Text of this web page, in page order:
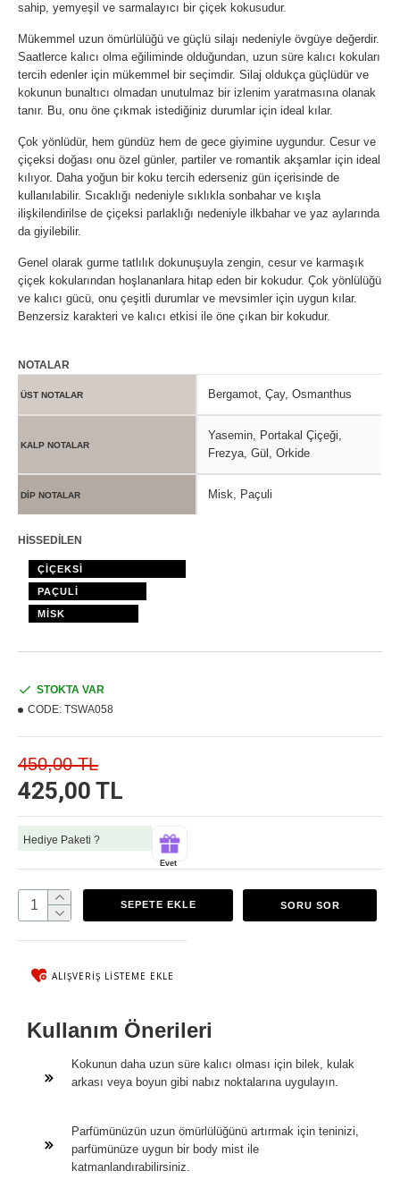
sahip, yemyeşil ve sarmalayıcı bir çiçek kokusudur.
Mükemmel uzun ömürlülüğü ve güçlü silajı nedeniyle övgüye değerdir.
Saatlerce kalıcı olma eğiliminde olduğundan, uzun süre kalıcı kokuları
tercih edenler için mükemmel bir seçimdir. Silaj oldukça güçlüdür ve
kokunun bunaltıcı olmadan unutulmaz bir izlenim yaratmasına olanak
tanır. Bu, onu öne çıkmak istediğiniz durumlar için ideal kılar.
Çok yönlüdür, hem gündüz hem de gece giyimine uygundur. Cesur ve
çiçeksi doğası onu özel günler, partiler ve romantik akşamlar için ideal
kılıyor. Daha yoğun bir koku tercih ederseniz gün içerisinde de
kullanılabilir. Sıcaklığı nedeniyle sıklıkla sonbahar ve kışla
ilişkilendirilse de çiçeksi parlaklığı nedeniyle ilkbahar ve yaz aylarında
da giyilebilir.
Genel olarak gurme tatlılık dokunuşuyla zengin, cesur ve karmaşık
çiçek kokularından hoşlananlara hitap eden bir kokudur. Çok yönlülüğü
ve kalıcı gücü, onu çeşitli durumlar ve mevsimler için uygun kılar.
Benzersiz karakteri ve kalıcı etkisi ile öne çıkan bir kokudur.
NOTALAR
ÜST NOTALAR Bergamot, Çay, Osmanthus
KALP NOTALAR
Yasemin, Portakal Çiçeği,
Frezya, Gül, Orkide
DİP NOTALAR Misk, Paçuli
HİSSEDİLEN
ÇİÇEKSİ
PAÇULİ
MİSK
425,00 TL
450,00 TL
STOKTA VAR
CODE: TSWA058
Hediye Paketi ?
Evet
SEPETE EKLE SORU SOR
ALIŞVERIŞ LISTEME EKLE
Kullanım Önerileri
Kokunun daha uzun süre kalıcı olması için bilek, kulak
arkası veya boyun gibi nabız noktalarına uygulayın.
Parfümünüzün uzun ömürlülüğünü artırmak için teninizi,
parfümünüze uygun bir body mist ile
katmanlandırabilirsiniz.